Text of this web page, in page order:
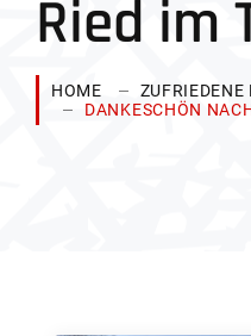
Ried im
HOME
ZUFRIEDENE
DANKESCHÖN